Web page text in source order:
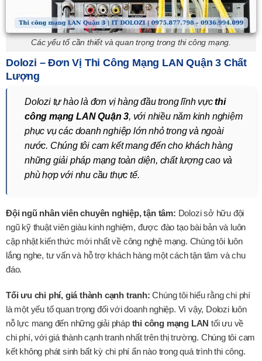
Các yếu tố cần thiết và quan trọng trong thi công mạng.
Dolozi – Đơn Vị Thi Công Mạng LAN Quận 3 Chất
Lượng
Dolozi tự hào là đơn vị hàng đầu trong lĩnh vựcthi
công mạng LAN Quận 3, với nhiều năm kinh nghiệm
phục vụ các doanh nghiệp lớn nhỏ trong và ngoài
nước. Chúng tôi cam kết mang đến cho khách hàng
những giải pháp mạng toàn diện, chất lượng cao và
phù hợp với nhu cầu thực tế.
Đội ngũ nhân viên chuyên nghiệp, tận tâm: Dolozi sở hữu đội
ngũ kỹ thuật viên giàu kinh nghiệm, được đào tạo bài bản và luôn
cập nhật kiến thức mới nhất về công nghệ mạng. Chúng tôi luôn
lắng nghe, tư vấn và hỗ trợ khách hàng một cách tận tâm và chu
đáo.
Tối ưu chi phí, giá thành cạnh tranh: Chúng tôi hiểu rằng chi phí
là một yếu tố quan trọng đối với doanh nghiệp. Vì vậy, Dolozi luôn
nỗ lực mang đến những giải pháp thi công mạng LAN tối ưu về
chi phí, với giá thành cạnh tranh nhất trên thị trường. Chúng tôi cam
kết không phát sinh bất kỳ chi phí ẩn nào trong quá trình thi công.